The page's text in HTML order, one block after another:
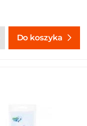
Do koszyka